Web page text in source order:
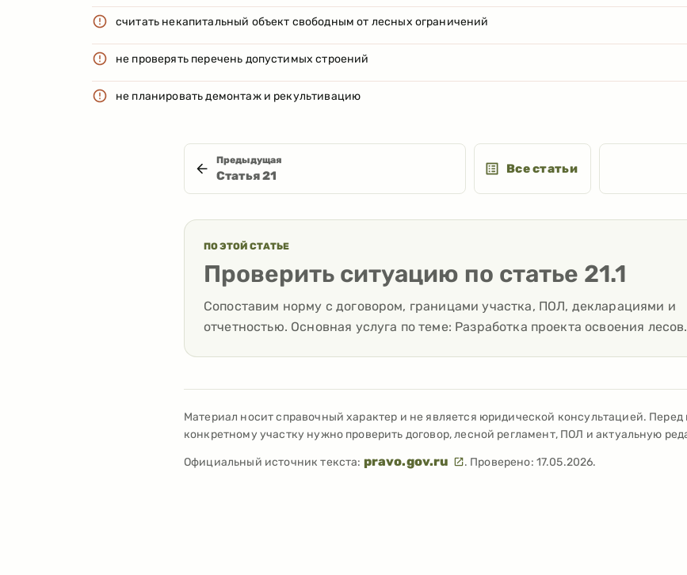
считать некапитальный объект свободным от лесных ограничений
не проверять перечень допустимых строений
не планировать демонтаж и рекультивацию
Предыдущая
Статья21 Все статьи
ПО ЭТОЙ СТАТЬЕ
Проверить ситуацию по статье 21.1
Сопоставим норму с договором, границами участка, ПОЛ, декларациями и
отчетностью. Основная услуга по теме: Разработка проекта освоения лесов.
Материал носит справочный характер и не является юридической консультацией.
конкретному участку нужно проверить договор, лесной регламент, ПОЛ и актуальную
Официальный источник текста: pravo.gov.ru . Проверено: 17.05.2026.